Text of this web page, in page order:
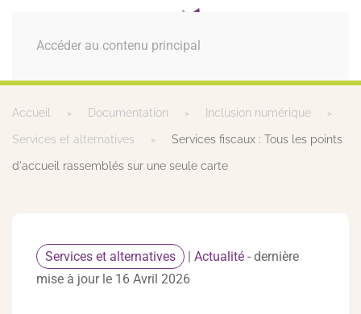
Accéder au contenu principal
MENU
Accueil Documentation Inclusion numérique
Services et alternatives Services fiscaux : Tous les points
d'accueil rassemblés sur une seule carte
Services et alternatives | Actualité - dernière
mise à jour le 16 Avril 2026